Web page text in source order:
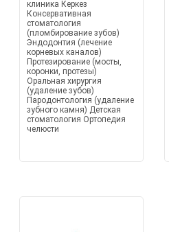
клиника Керкез
Консервативная
стоматология
(пломбирование зубов)
Эндодонтия (лечение
корневых каналов)
Протезирование (мосты,
коронки, протезы)
Оральная хирургия
(удаление зубов)
Пародонтология (удаление
зубного камня) Детская
стоматология Ортопедия
челюсти